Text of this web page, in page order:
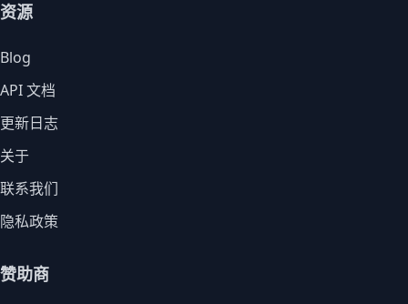
资源
Blog
API 文档
更新日志
关于
联系我们
隐私政策
赞助商